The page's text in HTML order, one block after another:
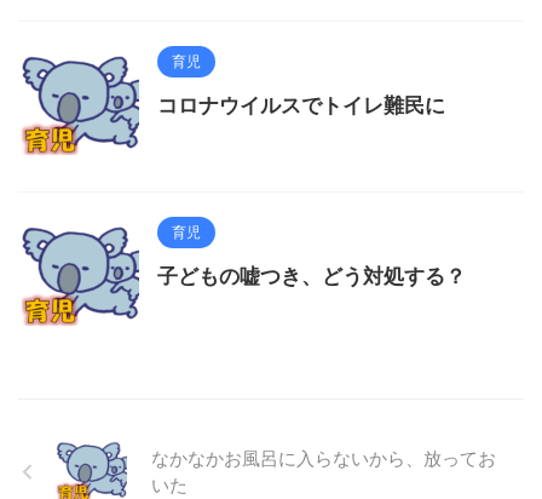
育児
コロナウイルスでトイレ難民に
育児
子どもの嘘つき、どう対処する？
なかなかお風呂に入らないから、放ってお
いた